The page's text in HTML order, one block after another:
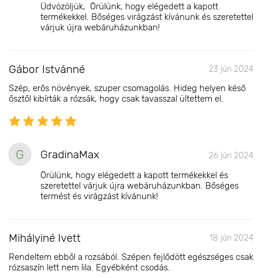
Üdvözöljük, Örülünk, hogy elégedett a kapott
termékekkel. Bőséges virágzást kívánunk és szeretettel
várjuk újra webáruházunkban!
Gábor Istvánné 23 jún 2024
Szép, erős növények, szuper csomagolás. Hideg helyen késő
ősztől kibírták a rózsák, hogy csak tavasszal ültettem el.
G GradinaMax 26 jún 2024
Örülünk, hogy elégedett a kapott termékekkel és
szeretettel várjuk újra webáruházunkban. Bőséges
termést és virágzást kívánunk!
Mihályiné Ivett 18 jún 2024
Rendeltem ebből a rozsából. Szépen fejlődött egészséges csak
rózsaszín lett nem lila. Egyébként csodás.